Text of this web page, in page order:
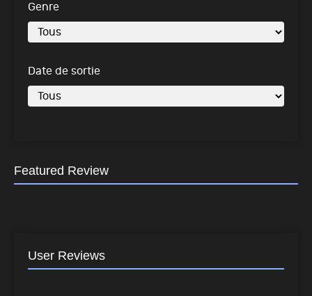
Genre
Date de sortie
Featured Review
User Reviews